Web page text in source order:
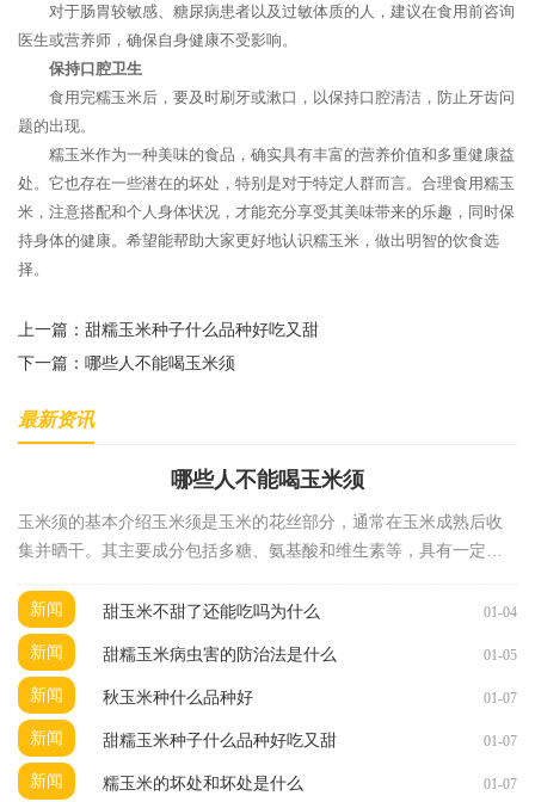
对于肠胃较敏感、糖尿病患者以及过敏体质的人，建议在食用前咨询
医生或营养师，确保自身健康不受影响。
保持口腔卫生
食用完糯玉米后，要及时刷牙或漱口，以保持口腔清洁，防止牙齿问
题的出现。
糯玉米作为一种美味的食品，确实具有丰富的营养价值和多重健康益
处。它也存在一些潜在的坏处，特别是对于特定人群而言。合理食用糯玉
米，注意搭配和个人身体状况，才能充分享受其美味带来的乐趣，同时保
持身体的健康。希望能帮助大家更好地认识糯玉米，做出明智的饮食选
择。
上一篇： 甜糯玉米种子什么品种好吃又甜
下一篇： 哪些人不能喝玉米须
最新资讯
哪些人不能喝玉米须
玉米须的基本介绍玉米须是玉米的花丝部分，通常在玉米成熟后收
集并晒干。其主要成分包括多糖、氨基酸和维生素等，具有一定的
新闻
甜玉米不甜了还能吃吗为什么 01-04
新闻 甜糯玉米病虫害的防治法是什么 01-05
新闻 秋玉米种什么品种好 01-07
新闻 甜糯玉米种子什么品种好吃又甜 01-07
新闻 糯玉米的坏处和坏处是什么 01-07